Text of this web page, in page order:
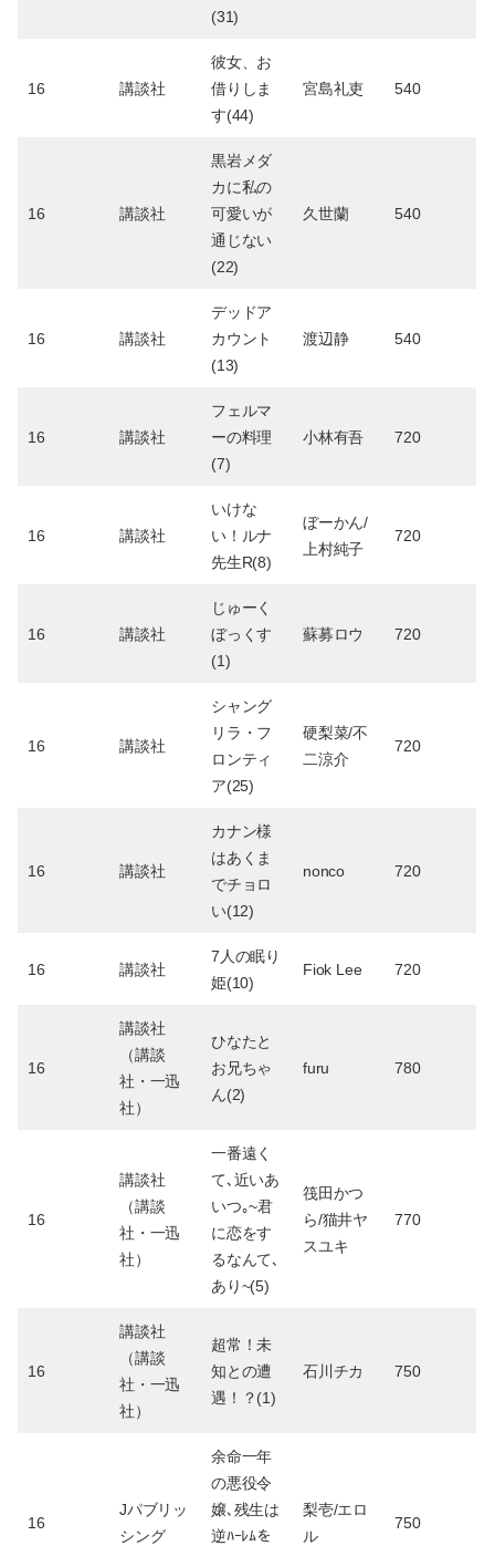
(31)
16 講談社
彼女、お
借りしま
す(44)
宮島礼吏 540
16 講談社
黒岩メダ
カに私の
可愛いが
通じない
(22)
久世蘭 540
16 講談社
デッドア
カウント
(13)
渡辺静 540
16 講談社
フェルマ
ーの料理
(7)
小林有吾 720
16 講談社
いけな
い！ルナ
先生R(8)
ぼーかん/
上村純子
720
16 講談社
じゅーく
ぼっくす
(1)
蘇募ロウ 720
16 講談社
シャング
リラ・フ
ロンティ
ア(25)
硬梨菜/不
二涼介
720
16 講談社
カナン様
はあくま
でチョロ
い(12)
nonco 720
16 講談社
7人の眠り
姫(10)
Fiok Lee 720
16
講談社
（講談
社・一迅
社）
ひなたと
お兄ちゃ
ん(2)
furu 780
16
講談社
（講談
社・一迅
社）
一番遠く
て､近いあ
いつ｡~君
に恋をす
るなんて､
あり~(5)
筏田かつ
ら/猫井ヤ
スユキ
770
16
講談社
（講談
社・一迅
社）
超常！未
知との遭
遇！？(1)
石川チカ 750
16
Jパブリッ
シング
余命一年
の悪役令
嬢､残生は
逆ﾊｰﾚﾑを
梨壱/エロ
ル
750